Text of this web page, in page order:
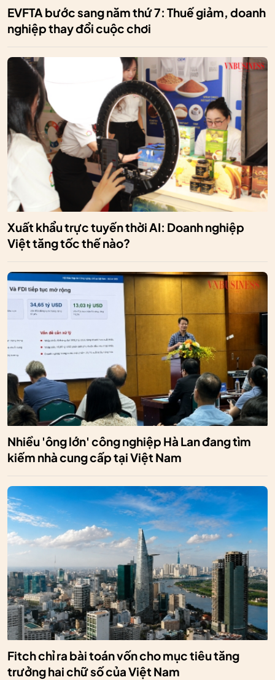
EVFTA bước sang năm thứ 7: Thuế giảm, doanh
nghiệp thay đổi cuộc chơi
Xuất khẩu trực tuyến thời AI: Doanh nghiệp
Việt tăng tốc thế nào?
Nhiều 'ông lớn' công nghiệp Hà Lan đang tìm
kiếm nhà cung cấp tại Việt Nam
Fitch chỉ ra bài toán vốn cho mục tiêu tăng
trưởng hai chữ số của Việt Nam